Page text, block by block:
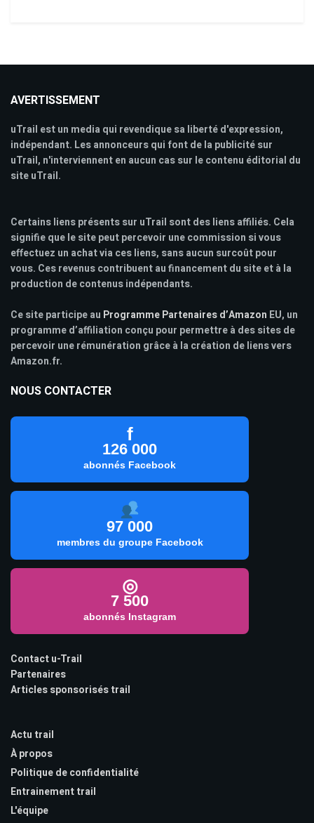
AVERTISSEMENT
uTrail est un media qui revendique sa liberté d'expression,
indépendant. Les annonceurs qui font de la publicité sur
uTrail, n'interviennent en aucun cas sur le contenu éditorial du
site uTrail.
Certains liens présents sur uTrail sont des liens affiliés. Cela
signifie que le site peut percevoir une commission si vous
effectuez un achat via ces liens, sans aucun surcoût pour
vous. Ces revenus contribuent au financement du site et à la
production de contenus indépendants.
Ce site participe au Programme Partenaires d’Amazon EU, un
programme d’affiliation conçu pour permettre à des sites de
percevoir une rémunération grâce à la création de liens vers
Amazon.fr.
NOUS CONTACTER
f
126 000
abonnés Facebook
97 000
membres du groupe Facebook
◎
7 500
abonnés Instagram
Contact u-Trail
Partenaires
Articles sponsorisés trail
Actu trail
À propos
Politique de confidentialité
Entrainement trail
L'équipe